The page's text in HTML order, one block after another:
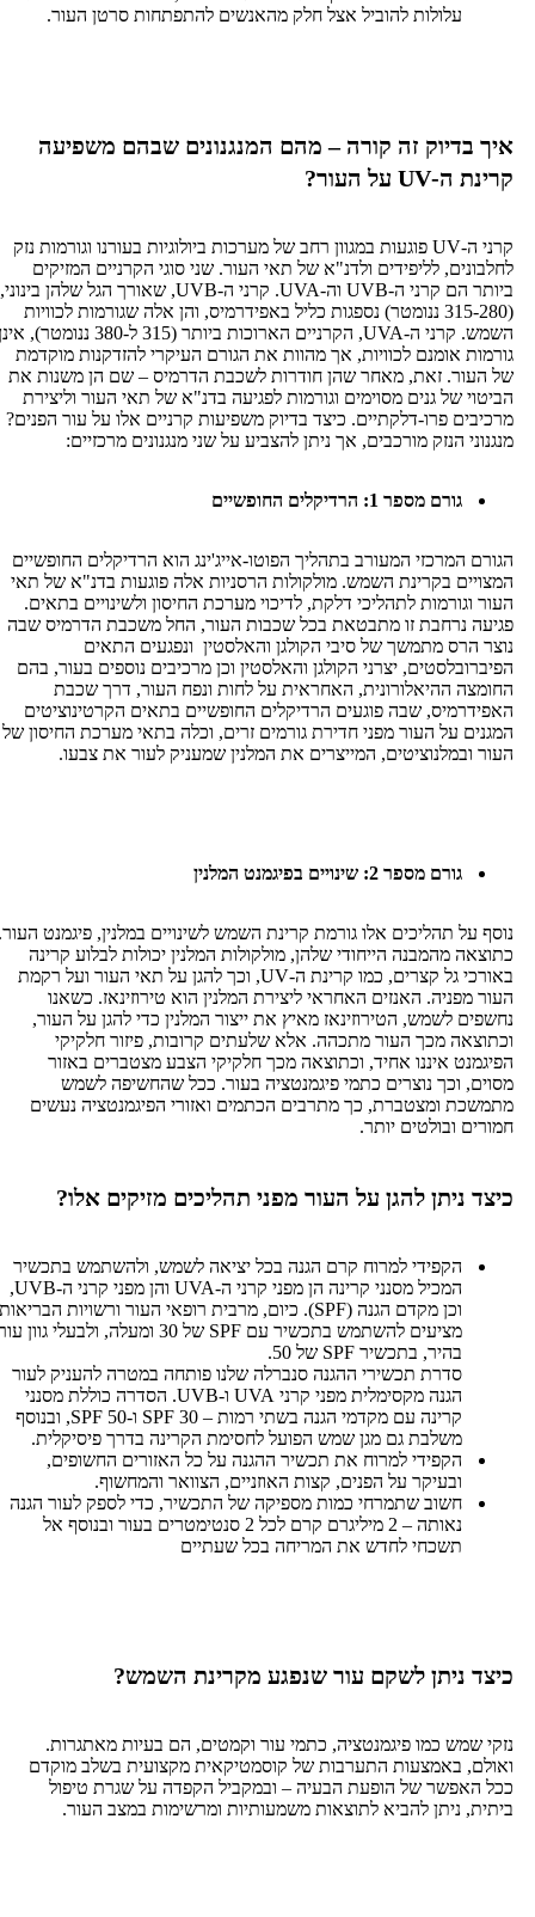
עלולות להוביל אצל חלק מהאנשים להתפתחות סרטן העור.
זה קורה – מהם המנגנונים שבהם משפיעה
ה-UVעל העור?
קרני ה-UV פוגעות במגוון רחב של מערכות ביולוגיות בעורנו וגורמות נזק
לליפידים ולדנ"א של תאי העור. שני סוגי הקרניים המזיקים
ביותר הם קרני ה-UVB וה-UVA. קרני ה-UVB, שאורך הגל שלהן בינוני,
(315-280 ננומטר) נספגות כליל באפידרמיס, והן אלה שגורמות לכוויות
השמש. קרני ה-UVA, הקרניים הארוכות ביותר (315 ל-380 ננומטר), אינן
אומנם לכוויות, אך מהוות את הגורם העיקרי להזדקנות מוקדמת
זאת, מאחר שהן חודרות לשכבת הדרמיס – שם הן משנות את
של גנים מסוימים וגורמות לפגיעה בדנ"א של תאי העור וליצירת
פרו-דלקתיים. כיצד בדיוק משפיעות קרניים אלו על עור הפנים?
הנזק מורכבים, אך ניתן להצביע על שני מנגנונים מרכזיים:
גורם מספר 1: הרדיקלים החופשיים
המעורב בתהליך הפוטו-אייג'ינג הוא הרדיקלים החופשיים
בקרינת השמש. מולקולות הרסניות אלה פוגעות בדנ"א של תאי
לתהליכי דלקת, לדיכוי מערכת החיסון ולשינויים בתאים.
נרחבת זו מתבטאת בכל שכבות העור, החל משכבת הדרמיס שבה
מתמשך של סיבי הקולגן והאלסטין ונפגעים התאים
יצרני הקולגן והאלסטין וכן מרכיבים נוספים בעור, בהם
ההיאלורונית, האחראית על לחות ונפח העור, דרך שכבת
שבה פוגעים הרדיקלים החופשיים בתאים הקרטינוציטים
על העור מפני חדירת גורמים זרים, וכלה בתאי מערכת החיסון של
המייצרים את המלנין שמעניק לעור את צבעו.
גורם מספר 2: שינויים בפיגמנט המלנין
תהליכים אלו גורמת קרינת השמש לשינויים במלנין, פיגמנט העור.
מהמבנה הייחודי שלהן, מולקולות המלנין יכולות לבלוע קרינה
באורכי גל קצרים, כמו קרינת ה-UV, וכך להגן על תאי העור ועל רקמת
האנזים האחראי ליצירת המלנין הוא טירוזינאז. כשאנו
לשמש, הטירוזינאז מאיץ את ייצור המלנין כדי להגן על העור,
מכך העור מתכהה. אלא שלעתים קרובות, פיזור חלקיקי
איננו אחיד, וכתוצאה מכך חלקיקי הצבע מצטברים באזור
וכך נוצרים כתמי פיגמנטציה בעור. ככל שהחשיפה לשמש
ומצטברת, כך מתרבים הכתמים ואזורי הפיגמנטציה נעשים
ובולטים יותר.
להגן על העור מפני תהליכים מזיקים אלו?
הקפידי למרוח קרם הגנה בכל יציאה לשמש, ולהשתמש בתכשיר
המכיל מסנני קרינה הן מפני קרני ה-UVA והן מפני קרני ה-UVB,
וכן מקדם הגנה (SPF). כיום, מרבית רופאי העור ורשויות הבריאות
מציעים להשתמש בתכשיר עם SPF של 30 ומעלה, ולבעלי גוון עור
בהיר, בתכשיר SPF של 50.
סדרת תכשירי ההגנה סנברלה שלנו פותחה במטרה להעניק לעור
הגנה מקסימלית מפני קרני UVA ו-UVB. הסדרה כוללת מסנני
קרינה עם מקדמי הגנה בשתי רמות – 30 SPF ו-50 SPF, ובנוסף
משלבת גם מגן שמש הפועל לחסימת הקרינה בדרך פיסיקלית.
הקפידי למרוח את תכשיר ההגנה על כל האזורים החשופים,
ובעיקר על הפנים, קצות האוזניים, הצוואר והמחשוף.
חשוב שתמרחי כמות מספיקה של התכשיר, כדי לספק לעור הגנה
נאותה – 2 מיליגרם קרם לכל 2 סנטימטרים בעור ובנוסף אל
תשכחי לחדש את המריחה בכל שעתיים
ניתן לשקם עור שנפגע מקרינת השמש?
כמו פיגמנטציה, כתמי עור וקמטים, הם בעיות מאתגרות.
באמצעות התערבות של קוסמטיקאית מקצועית בשלב מוקדם
של הופעת הבעיה – ובמקביל הקפדה על שגרת טיפול
ניתן להביא לתוצאות משמעותיות ומרשימות במצב העור.